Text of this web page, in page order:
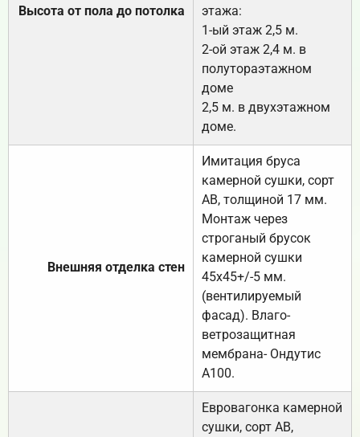
Высота от пола до потолка
этажа:
1-ый этаж 2,5 м.
2-ой этаж 2,4 м. в
полутораэтажном
доме
2,5 м. в двухэтажном
доме.
Внешняя отделка стен
Имитация бруса
камерной сушки, сорт
АВ, толщиной 17 мм.
Монтаж через
строганый брусок
камерной сушки
45х45+/-5 мм.
(вентилируемый
фасад). Влаго-
ветрозащитная
мембрана- Ондутис
А100.
Евровагонка камерной
сушки, сорт АВ,